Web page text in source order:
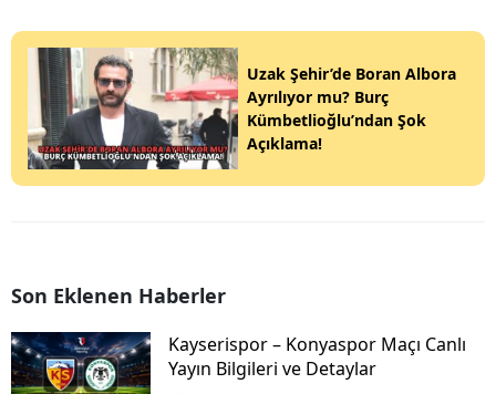
Uzak Şehir’de Boran Albora
Ayrılıyor mu? Burç
Kümbetlioğlu’ndan Şok
Açıklama!
Son Eklenen Haberler
Kayserispor – Konyaspor Maçı Canlı
Yayın Bilgileri ve Detaylar